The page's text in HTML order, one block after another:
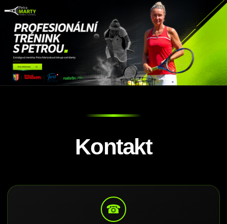
Kontakt
☎